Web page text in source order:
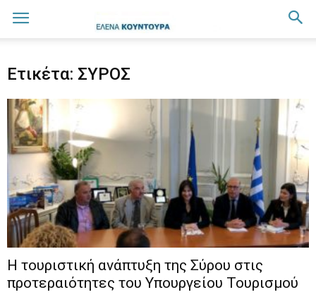
Ετικέτα: ΣΥΡΟΣ
Η τουριστική ανάπτυξη της Σύρου στις
προτεραιότητες του Υπουργείου Τουρισμού